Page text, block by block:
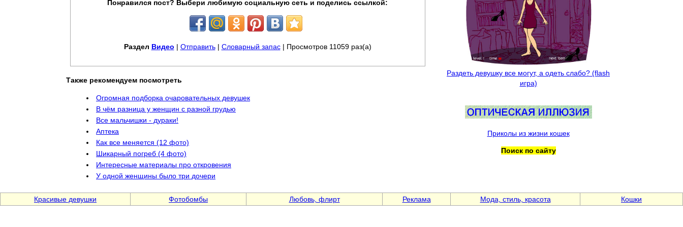
Понравился пост? Выбери любимую социальную сеть и поделись ссылкой:
Раздел Видео | Отправить| Словарный запас| Просмотров 11059 раз(а)
Также рекомендуем посмотреть
Огромная подборка очаровательных девушек
В чём разница у женщин с разной грудью
Все мальчишки - дураки!
Аптека
Как все меняется (12 фото)
Шикарный погреб (4 фото)
Интересные материалы про откровения
У одной женщины было три дочери
Раздеть девушку все могут, а одеть слабо? (flash
игра)
Приколы из жизни кошек
Поиск по сайту
Красивые девушки Фотобомбы Любовь, флирт Реклама Мода, стиль, красота Кошки